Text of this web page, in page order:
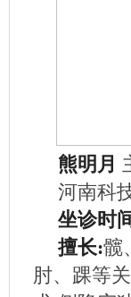
熊明月
河南科
坐诊时
擅长:髋
肘、踝等